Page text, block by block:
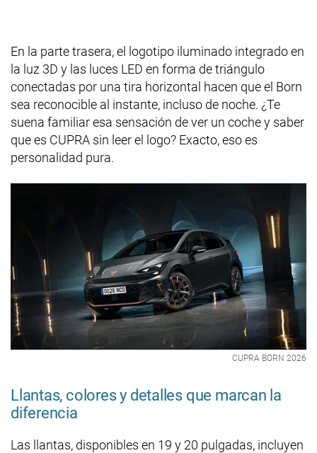
En la parte trasera, el logotipo iluminado integrado en
la luz 3D y las luces LED en forma de triángulo
conectadas por una tira horizontal hacen que el Born
sea reconocible al instante, incluso de noche. ¿Te
suena familiar esa sensación de ver un coche y saber
que es CUPRA sin leer el logo? Exacto, eso es
personalidad pura.
CUPRA BORN 2026
Llantas, colores y detalles que marcan la
diferencia
Las llantas, disponibles en 19 y 20 pulgadas, incluyen